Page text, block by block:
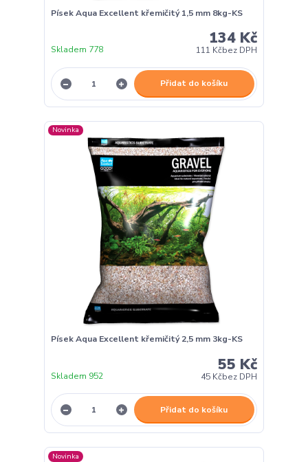
Písek Aqua Excellent křemičitý 1,5 mm 8kg-KS
134 Kč
111 Kčbez DPH
Skladem 778
Přidat do košíku
Novinka
Písek Aqua Excellent křemičitý 2,5 mm 3kg-KS
55 Kč
45 Kčbez DPH
Skladem 952
Přidat do košíku
Novinka